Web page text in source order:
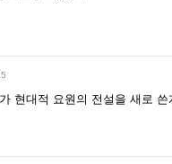
현대적 요원의 전설을 새로